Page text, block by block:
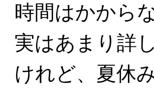
時間はかから
実はあまり詳
けれど、夏休